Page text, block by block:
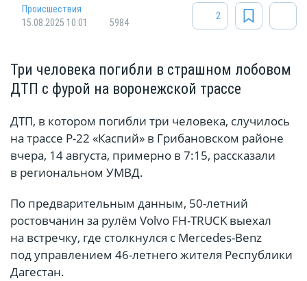
Происшествия
15.08.2025 10:01
5984
2
Три человека погибли в страшном лобовом
ДТП с фурой на воронежской трассе
ДТП, в котором погибли три человека, случилось
на трассе Р-22 «Каспий» в Грибановском районе
вчера, 14 августа, примерно в 7:15, рассказали
в региональном УМВД.
По предварительным данным, 50-летний
ростовчанин за рулём Volvo FH-TRUCK выехал
на встречку, где столкнулся с Mercedes-Benz
под управлением 46-летнего жителя Республики
Дагестан.